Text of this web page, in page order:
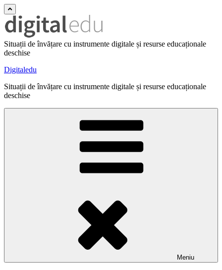
Situații de învățare cu instrumente digitale și resurse educaționale
deschise
Digitaledu
Situații de învățare cu instrumente digitale și resurse educaționale
deschise
Meniu